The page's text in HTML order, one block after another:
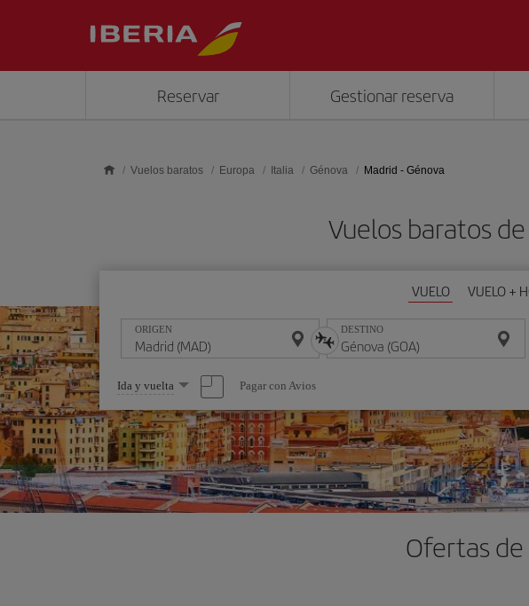
Reservar Gestionar reserva
Vuelos baratos Europa Italia Génova Madrid - Génova
Vuelos baratos
VUELO VUELO +
ORIGEN DESTINO
Seleccione
una
opción
Ida y vuelta Pagar con Avios
Ofertas